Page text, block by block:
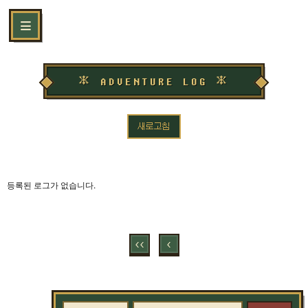
＊ ADVENTURE LOG ＊
새로고침
등록된 로그가 없습니다.